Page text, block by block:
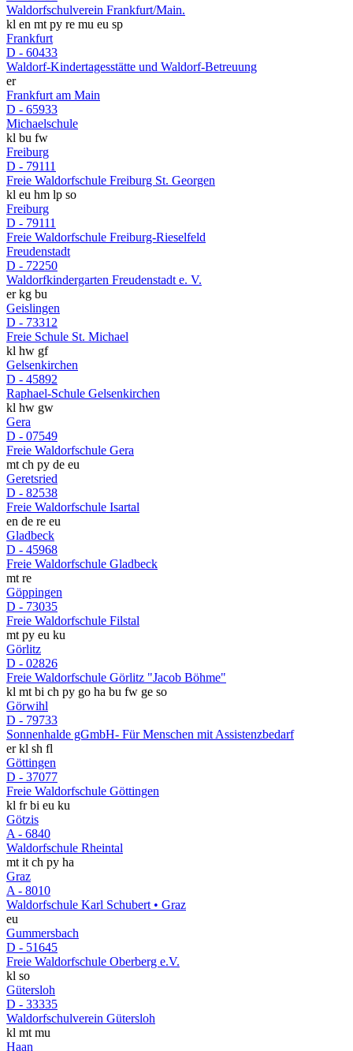
Waldorfschulverein Frankfurt/Main.
kl en mt py re mu eu sp
Frankfurt
D - 60433
Waldorf-Kindertagesstätte und Waldorf-Betreuung
er
Frankfurt am Main
D - 65933
Michaelschule
kl bu fw
Freiburg
D - 79111
Freie Waldorfschule Freiburg St. Georgen
kl eu hm lp so
Freiburg
D - 79111
Freie Waldorfschule Freiburg-Rieselfeld
Freudenstadt
D - 72250
Waldorfkindergarten Freudenstadt e. V.
er kg bu
Geislingen
D - 73312
Freie Schule St. Michael
kl hw gf
Gelsenkirchen
D - 45892
Raphael-Schule Gelsenkirchen
kl hw gw
Gera
D - 07549
Freie Waldorfschule Gera
mt ch py de eu
Geretsried
D - 82538
Freie Waldorfschule Isartal
en de re eu
Gladbeck
D - 45968
Freie Waldorfschule Gladbeck
mt re
Göppingen
D - 73035
Freie Waldorfschule Filstal
mt py eu ku
Görlitz
D - 02826
Freie Waldorfschule Görlitz "Jacob Böhme"
kl mt bi ch py go ha bu fw ge so
Görwihl
D - 79733
Sonnenhalde gGmbH- Für Menschen mit Assistenzbedarf
er kl sh fl
Göttingen
D - 37077
Freie Waldorfschule Göttingen
kl fr bi eu ku
Götzis
A - 6840
Waldorfschule Rheintal
mt it ch py ha
Graz
A - 8010
Waldorfschule Karl Schubert • Graz
eu
Gummersbach
D - 51645
Freie Waldorfschule Oberberg e.V.
kl so
Gütersloh
D - 33335
Waldorfschulverein Gütersloh
kl mt mu
Haan